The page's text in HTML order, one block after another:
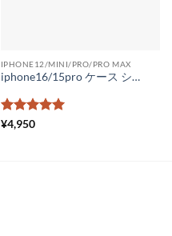
IPHONE12/MINI/PRO/PRO MAX
iphone16/15pro ケース シャネル パロディ iphone14 ケース chanelスマホケース14promax ブランドロゴ iphone カバー シャネル携帯ケース iphone13pro カメリア かわいい
5段階中
¥4,950